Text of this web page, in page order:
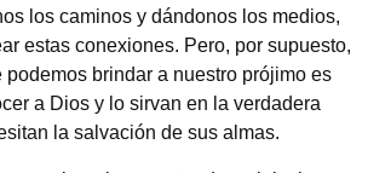
los caminos y dándonos los medios,
estas conexiones. Pero, por supuesto,
podemos brindar a nuestro prójimo es
a Dios y lo sirvan en la verdadera
la salvación de sus almas.